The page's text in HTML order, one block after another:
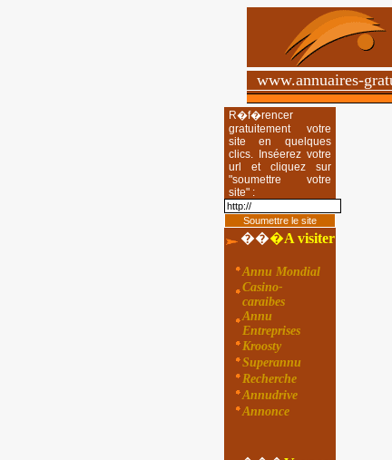
www.annuaires-
R�f�rencer
gratuitement votre
site en quelques
clics. Inséerez votre
url et cliquez sur
"soumettre votre
site" :
���A visiter
Annu Mondial
Casino-
caraibes
Annu
Entreprises
Kroosty
Superannu
Recherche
Annudrive
Annonce